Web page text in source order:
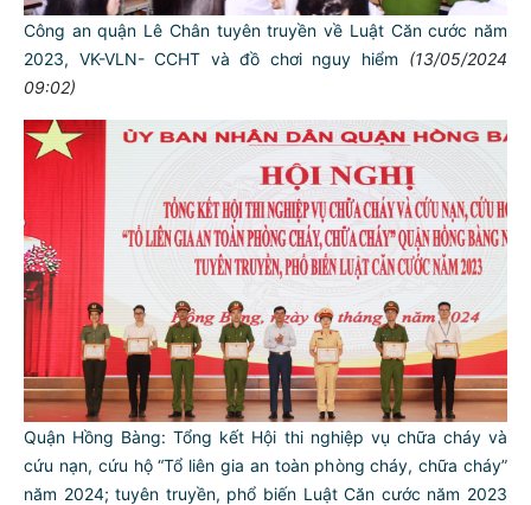
Công an quận Lê Chân tuyên truyền về Luật Căn cước năm
2023, VK-VLN- CCHT và đồ chơi nguy hiểm
(13/05/2024
09:02)
Quận Hồng Bàng: Tổng kết Hội thi nghiệp vụ chữa cháy và
cứu nạn, cứu hộ “Tổ liên gia an toàn phòng cháy, chữa cháy”
năm 2024; tuyên truyền, phổ biến Luật Căn cước năm 2023